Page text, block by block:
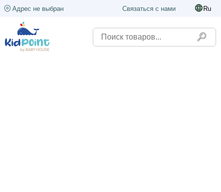
Адрес не выбран Связаться с нами Ru